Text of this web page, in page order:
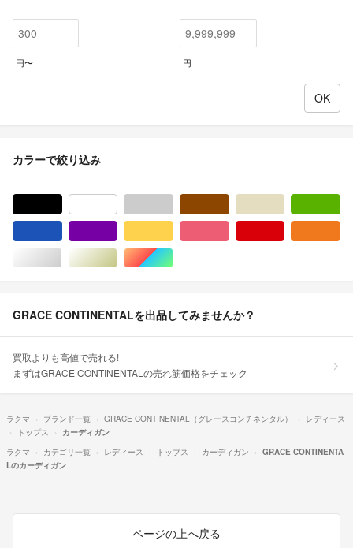
円〜 円
カラーで絞り込み
シルバー/銀色系ゴールド/金色系マルチカラー
GRACE CONTINENTALを出品してみませんか？
買取よりも高値で売れる!
まずはGRACE CONTINENTALの売れ筋価格をチェック
ラクマ ブランド一覧 GRACE CONTINENTAL（グレースコンチネンタル）
レディース
トップス
カーディガン
ラクマ
カテゴリ一覧 レディース トップス カーディガン
GRACE CONTINENTA
Lのカーディガン
ページの上へ戻る